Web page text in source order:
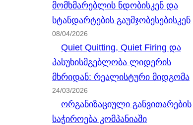
მომხმარებლის ნდობისკენ და
სტანდარტების გაუმჯობესებისკენ
08/04/2026
Quiet Quitting, Quiet Firing და
პასუხისმგებლობა ლიდერის
მხრიდან: რეალისტური მიდგომა
24/03/2026
ორგანიზაციული განვითარების
საჭიროება კომპანიაში